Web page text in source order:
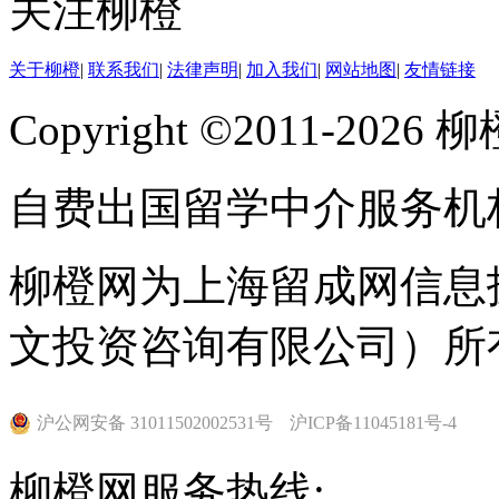
关注柳橙
关于柳橙| 联系我们| 法律声明| 加入我们| 网站地图| 友情链接
Copyright ©2011-2026
自费出国留学中介服务
柳橙网为上海留成网信
文投资咨询有限公司）所
沪公网安备 31011502002531号 沪ICP备11045181号-4